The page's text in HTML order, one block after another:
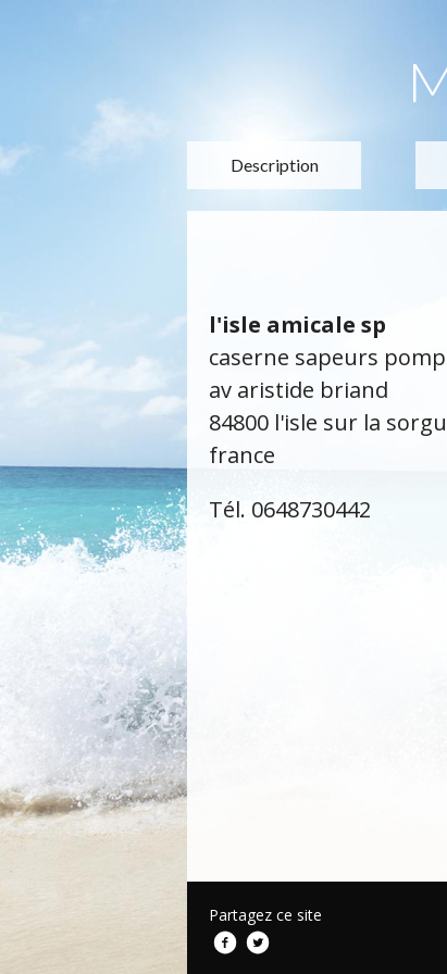
Description
l'isle amicale sp
caserne sapeurs
av aristide briand
84800 l'isle sur la
france
Tél. 0648730442
Partagez ce site